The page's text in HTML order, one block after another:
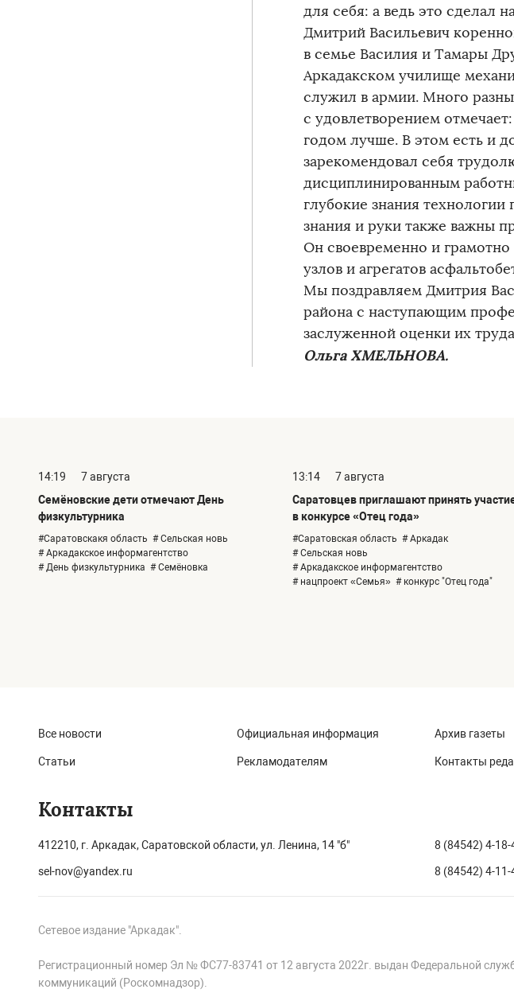
для себя: а ведь это сделал
Дмитрий Васильевич
в семье Василия и Тамары
Аркадакском училище
служил в армии. Много
с удовлетворением
годом лучше. В этом есть и
зарекомендовал себя
дисциплинированным
глубокие знания технологии
знания и руки также важны
Он своевременно и
узлов и агрегатов
Мы поздравляем Дмитрия
района с наступающим
заслуженной оценки их
Ольга ХМЕЛЬНОВА.
14:19
7 августа
Семёновские дети отмечают День
физкультурника
#Саратовскакя область # Сельская новь
# Аркадакское информагентство
# День физкультурника # Семёновка
13:14
7 августа
Саратовцев приглашают принять
в конкурсе «Отец года»
#Саратовская область # Аркадак
# Сельская новь
# Аркадакское информагентство
# нацпроект «Семья» # конкурс "Отец года"
Все новости
Статьи
Официальная информация
Рекламодателям
Архив газеты
Контакты
Контакты
412210, г. Аркадак, Саратовской области, ул. Ленина, 14 "б"
sel-nov@yandex.ru
8 (84542) 4-18-
8 (84542) 4-11-
Сетевое издание "Аркадак".
Регистрационный номер Эл № ФС77-83741 от 12 августа 2022г. выдан Федеральной
коммуникаций (Роскомнадзор).